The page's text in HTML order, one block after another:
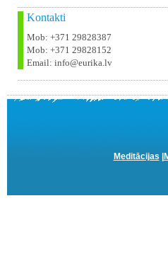
Kontakti
Mob: +371 29828387
Mob: +371 29828152
Email: info@eurika.lv
Meditācijas